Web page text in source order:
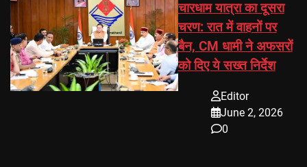
चारधाम यात्रा का दूसरा
चरण: रात में वाहनों पर
बैन, CM धामी ने अफसरों
को दिए ये सख्त निर्देश
Editor
June 2, 2026
0